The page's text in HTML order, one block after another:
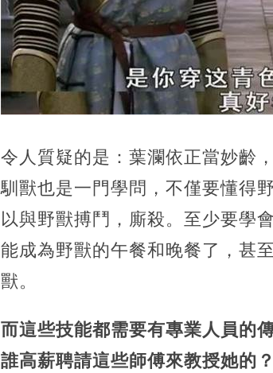
令人質疑的是：葉瀾依正當妙齡
馴獸也是一門學問，不僅要懂得
以與野獸搏鬥，廝殺。至少要學
能成為野獸的午餐和晚餐了，甚
獸。
而這些技能都需要有專業人員的
誰高薪聘請這些師傅來教授她的